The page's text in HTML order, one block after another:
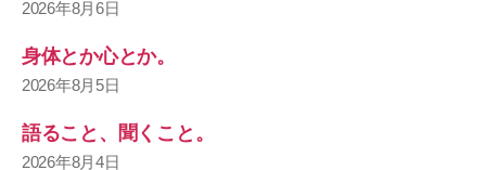
2026年8月6日
身体とか心とか。
2026年8月5日
語ること、聞くこと。
2026年8月4日